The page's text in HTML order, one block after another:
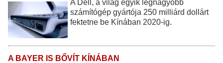
A Dell, a világ egyik legnagyobb
számítógép gyártója 250 milliárd dollárt
fektetne be Kínában 2020-ig.
A BAYER IS BŐVÍT KÍNÁBAN